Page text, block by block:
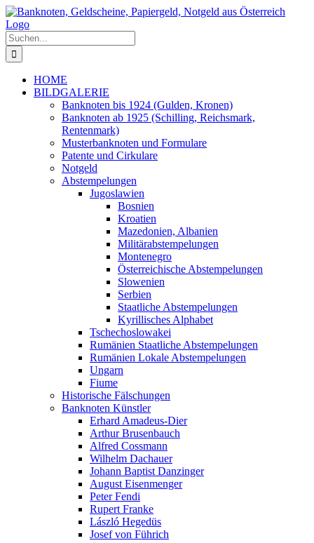
Zum
Inhalt
springen
Suche
nach:
HOME
BILDGALERIE
Banknoten bis 1924 (Gulden, Kronen)
Banknoten ab 1925 (Schilling, Reichsmark,
Rentenmark)
Musterbanknoten und Formulare
Patente und Cirkulare
Notgeld
Abstempelungen
Jugoslawien
Bosnien
Kroatien
Mazedonien, Albanien
Militärabstempelungen
Montenegro
Österreichische Abstempelungen
Slowenien
Serbien
Staatliche Abstempelungen
Kyrillisches Alphabet
Tschechoslowakei
Rumänien Staatliche Abstempelungen
Rumänien Lokale Abstempelungen
Ungarn
Fiume
Historische Fälschungen
Banknoten Künstler
Erhard Amadeus-Dier
Arthur Brusenbauch
Alfred Cossmann
Wilhelm Dachauer
Johann Baptist Danzinger
August Eisenmenger
Peter Fendi
Rupert Franke
László Hegedüs
Josef von Führich